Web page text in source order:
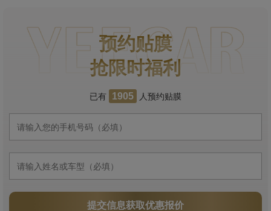
预约贴膜
抢限时福利
已有 1905 人预约贴膜
提交信息获取优惠报价